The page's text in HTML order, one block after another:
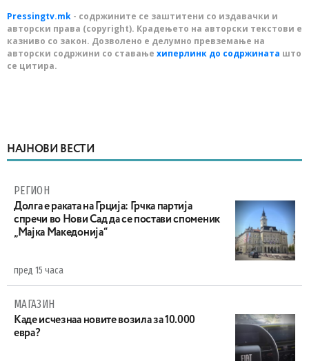
Pressingtv.mk - содржините се заштитени со издавачки и
авторски права (copyright). Крадењето на авторски текстови е
казниво со закон. Дозволено е делумно превземање на
авторски содржини со ставање хиперлинк до содржината што
се цитира.
НАЈНОВИ ВЕСТИ
РЕГИОН
Долга е раката на Грција: Грчка партија
спречи во Нови Сад да се постави споменик
„Мајка Македонија“
пред 15 часа
МАГАЗИН
Каде исчезнаа новите возила за 10.000
евра?